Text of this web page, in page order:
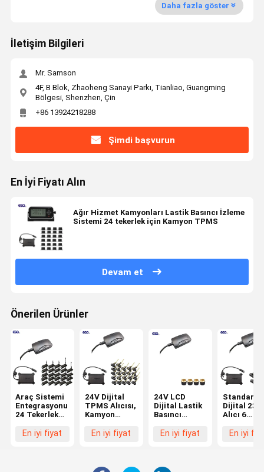
Daha fazla göster
İletişim Bilgileri
Mr. Samson
4F, B Blok, Zhaoheng Sanayi Parkı, Tianliao, Guangming
Bölgesi, Shenzhen, Çin
+86 13924218288
Şimdi başvurun
En İyi Fiyatı Alın
Ağır Hizmet Kamyonları Lastik Basıncı İzleme
Sistemi 24 tekerlek için Kamyon TPMS
Devam et
Önerilen Ürünler
Araç Sistemi
Entegrasyonu
24 Tekerlek
Formatı 232
En iyi fiyat
24V Dijital
TPMS Alıcısı,
Kamyon
için 22
En iyi fiyat
24V LCD
Dijital Lastik
Basıncı
Kamyon
En iyi fiyat
Standart
Dijital 232
Alıcı 6
Kamyon
En iyi